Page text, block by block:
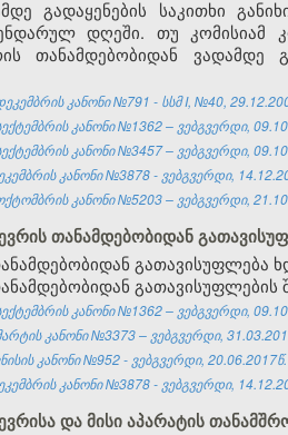
გადაყენების საკითხი
დღეში. თუ კომისიამ
თანამდებობიდან
კანონი №791 - სსმ I, №40,
კანონი №1362 – ვებგვერდი,
კანონი №3457 – ვებგვერდი,
კანონი №3878 - ვებგვერდი,
კანონი №5203 – ვებგვერდი,
თანამდებობიდან
თანამდებობიდან
კანონი №1362 – ვებგვერდი,
კანონი №3373 – ვებგვერდი,
კანონი №952 - ვებგვერდი, 20.06.2017წ.
კანონი №3878 - ვებგვერდი,
და მისი აპარატის